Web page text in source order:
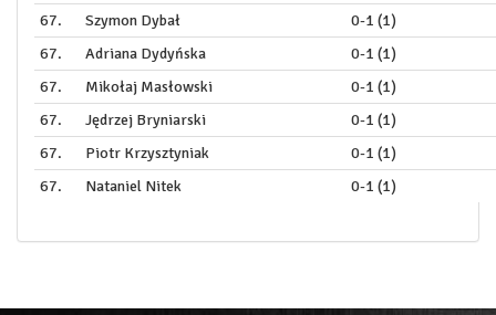
67.
Szymon Dybał
0-1 (1)
67.
Adriana Dydyńska
0-1 (1)
67.
Mikołaj Masłowski
0-1 (1)
67.
Jędrzej Bryniarski
0-1 (1)
67.
Piotr Krzysztyniak
0-1 (1)
67.
Nataniel Nitek 0-1 (1)